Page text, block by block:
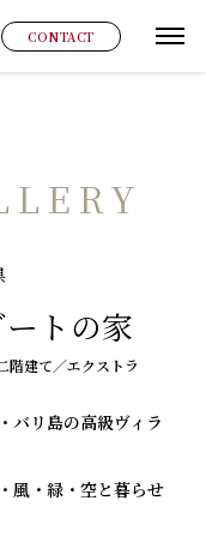
CONTACT グ
トの家
階建て／エクストラ
バリ島の高級ヴィラ
風・緑・空と暮らせ